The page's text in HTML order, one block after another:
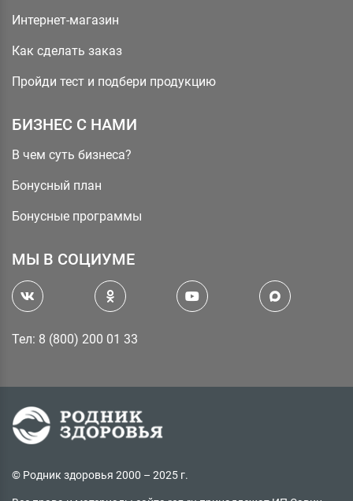
Интернет-магазин
Как сделать заказ
Пройди тест и подбери продукцию
БИЗНЕС С НАМИ
В чем суть бизнеса?
Бонусный план
Бонусные программы
МЫ В СОЦИУМЕ
Тел: 8 (800) 200 01 33
© Родник здоровья 2000 – 2025 г.